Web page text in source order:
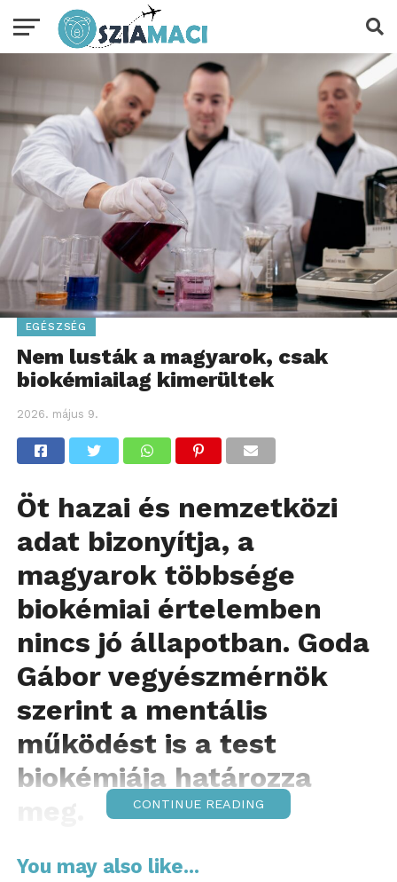
EGÉSZSÉG
Nem lusták a magyarok, csak
biokémiailag kimerültek
2026. május 9.
Öt hazai és nemzetközi
adat bizonyítja, a
magyarok többsége
biokémiai értelemben
nincs jó állapotban. Goda
Gábor vegyészmérnök
szerint a mentális
működést is a test
biokémiája határozza
mentális egészség körül forog. Mindenki arról
CONTINUE READING
You may also like...